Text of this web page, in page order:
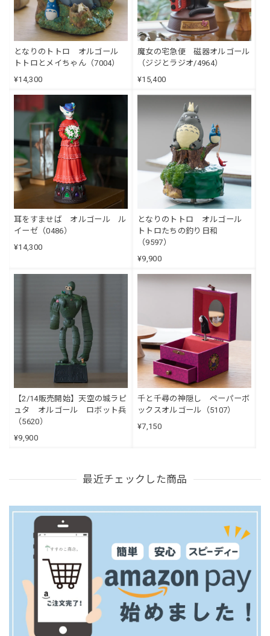
となりのトトロ オルゴール
トトロとメイちゃん（7004）
¥14,300
魔女の宅急便 磁器オルゴール
（ジジとラジオ/4964）
¥15,400
耳をすませば オルゴール ル
イーゼ（0486）
¥14,300
となりのトトロ オルゴール
トトロたちの釣り日和
（9597）
¥9,900
【2/14販売開始】天空の城ラピ
ュタ オルゴール ロボット兵
（5620）
¥9,900
千と千尋の神隠し ペーパーボ
ックスオルゴール（5107）
¥7,150
最近チェックした商品